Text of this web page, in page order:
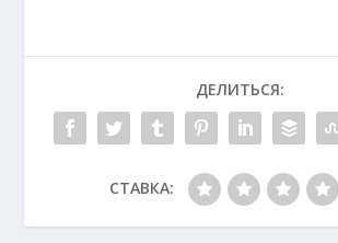
ДЕЛИТЬСЯ:
СТАВКА: